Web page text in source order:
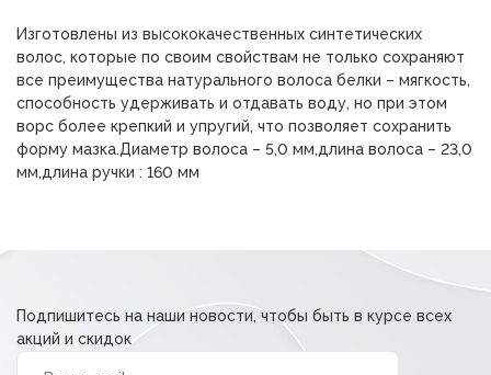
составляла
608,00 ₽.
486,40 ₽.
Изготовлены из высококачественных синтетических
волос, которые по своим свойствам не только сохраняют
все преимущества натурального волоса белки – мягкость,
способность удерживать и отдавать воду, но при этом
ворс более крепкий и упругий, что позволяет сохранить
форму мазка.Диаметр волоса – 5,0 мм,длина волоса – 23,0
мм,длина ручки : 160 мм
Подпишитесь на наши новости, чтобы быть в курсе всех
акций и скидок